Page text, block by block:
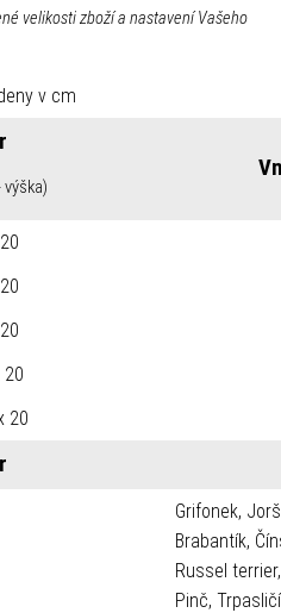
velikosti zboží a nastavení Vašeho
v cm
20
20
Grifonek,
Brabantík,
Russel
Pinč,